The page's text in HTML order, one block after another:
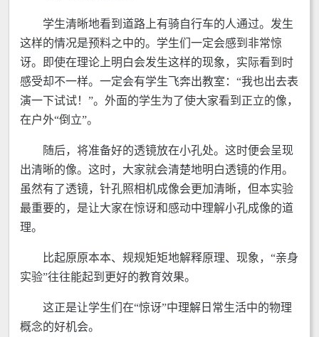
学生清晰地看到道路上有骑自行车的人通过。发生
这样的情况是预料之中的。学生们一定会感到非常惊
讶。即使在理论上明白会发生这样的现象，实际看到时
感受却不一样。一定会有学生飞奔出教室：“我也出去表
演一下试试！”。外面的学生为了使大家看到正立的像，
在户外“倒立”。
随后，将准备好的透镜放在小孔处。这时便会呈现
出清晰的像。这时，大家就会清楚地明白透镜的作用。
虽然有了透镜，针孔照相机成像会更加清晰，但本实验
最重要的，是让大家在惊讶和感动中理解小孔成像的道
理。
比起原原本本、规规矩矩地解释原理、现象，“亲身
实验”往往能起到更好的教育效果。
这正是让学生们在“惊讶”中理解日常生活中的物理
概念的好机会。